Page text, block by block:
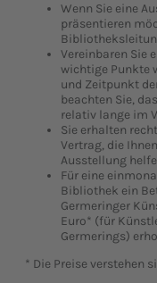
Wenn Sie eine
präsentieren
Vereinbaren Sie
wichtige Punkte
und Zeitpunkt
beachten Sie,
relativ lange im
Sie erhalten
Vertrag, die
Ausstellung
Für eine
Bibliothek ein
Germeringer
Euro* (für
Germerings)
* Die Preise verstehen